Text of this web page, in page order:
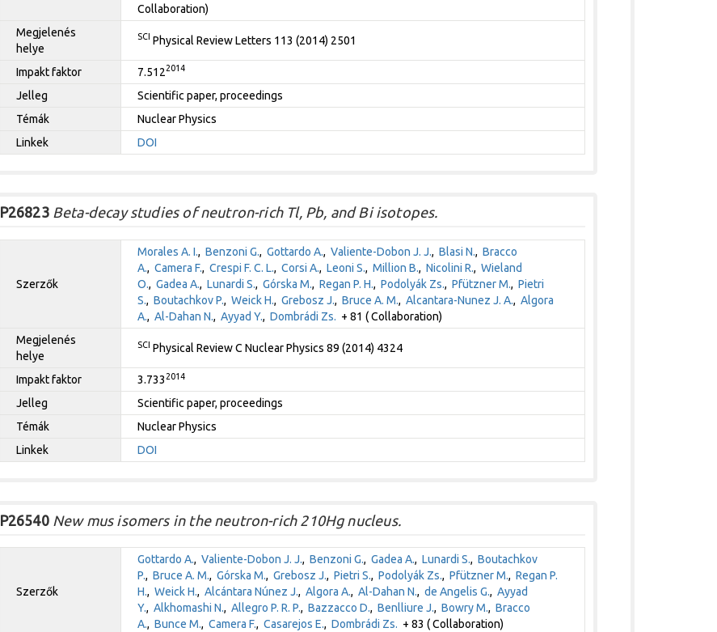
Collaboration)
Megjelenés
helye
SCI Physical Review Letters 113 (2014) 2501
Impakt faktor 7.5122014
Jelleg
Scientific paper, proceedings
Témák
Nuclear Physics
Linkek
DOI
P26823Beta-decay studies of neutron-rich Tl, Pb, and Bi isotopes.
Szerzők
Morales A. I., Benzoni G., Gottardo A., Valiente-Dobon J. J., Blasi N., Bracco
A., Camera F., Crespi F. C. L., Corsi A., Leoni S., Million B., Nicolini R., Wieland
O., Gadea A., Lunardi S., Górska M., Regan P. H., Podolyák Zs., Pfützner M., Pietri
S., Boutachkov P., Weick H., Grebosz J., Bruce A. M., Alcantara-Nunez J. A., Algora
A., Al-Dahan N., Ayyad Y., Dombrádi Zs. + 81 ( Collaboration)
Megjelenés
helye
SCI Physical Review C Nuclear Physics 89 (2014) 4324
Impakt faktor 3.733 2014
Jelleg
Scientific paper, proceedings
Témák
Nuclear Physics
Linkek
DOI
P26540New mus isomers in the neutron-rich 210Hg nucleus.
Szerzők
Gottardo A., Valiente-Dobon J. J., Benzoni G., Gadea A., Lunardi S., Boutachkov
P., Bruce A. M., Górska M., Grebosz J., Pietri S., Podolyák Zs., Pfützner M., Regan P.
H., Weick H., Alcántara Núnez J., Algora A., Al-Dahan N., de Angelis G., Ayyad
Y., Alkhomashi N., Allegro P. R. P., Bazzacco D., Benlliure J., Bowry M., Bracco
A., Bunce M., Camera F., Casarejos E., Dombrádi Zs. + 83 ( Collaboration)